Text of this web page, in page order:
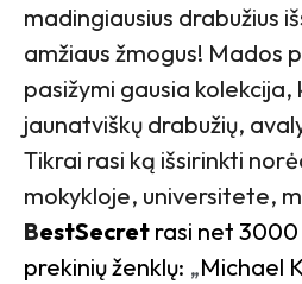
madingiausius drabužius
amžiaus žmogus! Mados
pasižymi gausia
jaunatviškų drabužių,
Tikrai rasi ką išsirinkti
mokykloje, universitete,
BestSecret rasi net
prekinių ženklų: „Michael